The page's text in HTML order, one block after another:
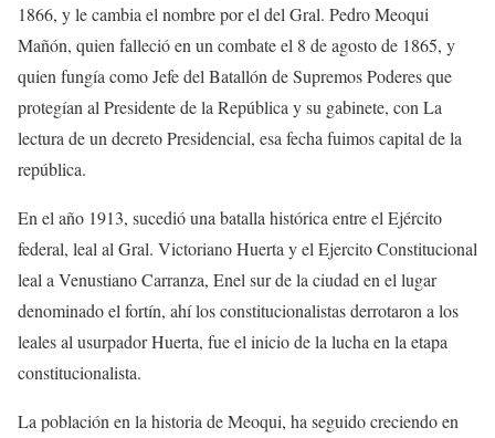
1866, y le cambia el nombre por el del Gral. Pedro Meoqui
Mañón, quien falleció en un combate el 8 de agosto de 1865, y
quien fungía como Jefe del Batallón de Supremos Poderes que
protegían al Presidente de la República y su gabinete, con La
lectura de un decreto Presidencial, esa fecha fuimos capital de la
república.
En el año 1913, sucedió una batalla histórica entre el Ejército
federal, leal al Gral. Victoriano Huerta y el Ejercito Constitucional
leal a Venustiano Carranza, Enel sur de la ciudad en el lugar
denominado el fortín, ahí los constitucionalistas derrotaron a los
leales al usurpador Huerta, fue el inicio de la lucha en la etapa
constitucionalista.
La población en la historia de Meoqui, ha seguido creciendo en